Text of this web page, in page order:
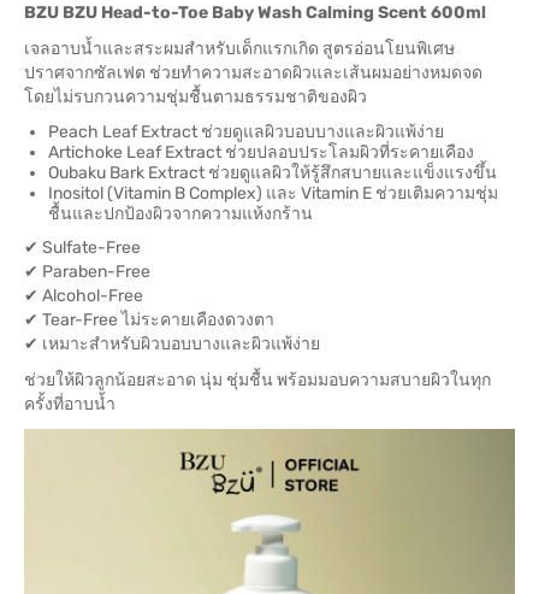
BZU BZU Head-to-Toe Baby Wash Calming Scent 600ml
เจลอาบน้ำและสระผมสำหรับเด็กแรกเกิด สูตรอ่อนโยนพิเศษ
ปราศจากซัลเฟต ช่วยทำความสะอาดผิวและเส้นผมอย่างหมดจด
โดยไม่รบกวนความชุ่มชื้นตามธรรมชาติของผิว
Peach Leaf Extract ช่วยดูแลผิวบอบบางและผิวแพ้ง่าย
Artichoke Leaf Extract ช่วยปลอบประโลมผิวที่ระคายเคือง
Oubaku Bark Extract ช่วยดูแลผิวให้รู้สึกสบายและแข็งแรงขึ้น
Inositol (Vitamin B Complex) และ Vitamin E ช่วยเติมความชุ่ม
ชื้นและปกป้องผิวจากความแห้งกร้าน
✔ Sulfate-Free
✔ Paraben-Free
✔ Alcohol-Free
✔ Tear-Free ไม่ระคายเคืองดวงตา
✔ เหมาะสำหรับผิวบอบบางและผิวแพ้ง่าย
ช่วยให้ผิวลูกน้อยสะอาด นุ่ม ชุ่มชื้น พร้อมมอบความสบายผิวในทุก
ครั้งที่อาบน้ำ